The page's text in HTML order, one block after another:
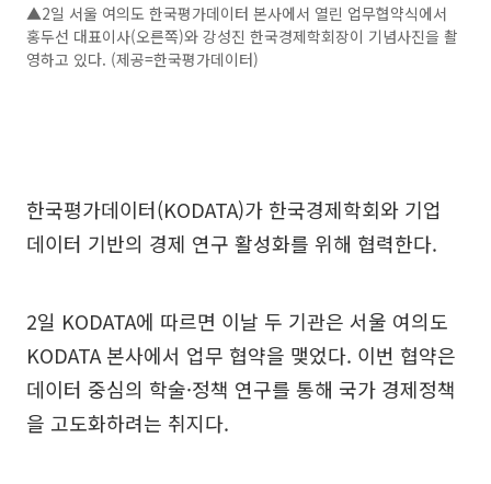
▲2일 서울 여의도 한국평가데이터 본사에서 열린 업무협약식에서
홍두선 대표이사(오른쪽)와 강성진 한국경제학회장이 기념사진을 촬
영하고 있다. (제공=한국평가데이터)
한국평가데이터(KODATA)가 한국경제학회와 기업
데이터 기반의 경제 연구 활성화를 위해 협력한다.
2일 KODATA에 따르면 이날 두 기관은 서울 여의도
KODATA 본사에서 업무 협약을 맺었다. 이번 협약은
데이터 중심의 학술·정책 연구를 통해 국가 경제정책
을 고도화하려는 취지다.